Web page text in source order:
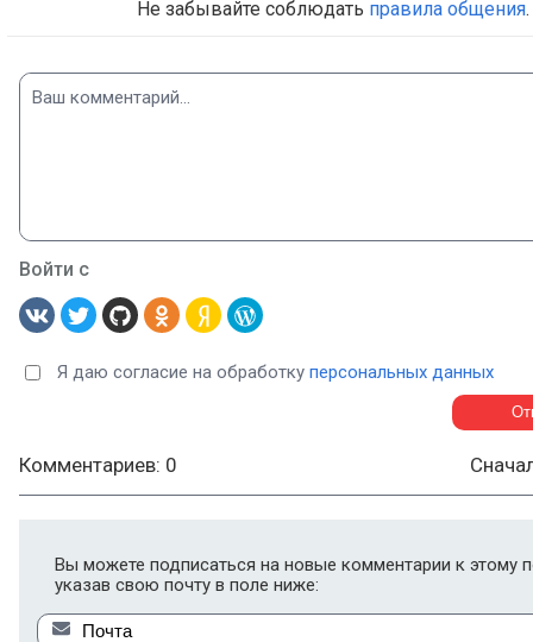
Не забывайте соблюдать правила общения.
Войти с
Я даю согласие на обработку персональных данных
Комментариев: 0
Вы можете подписаться на новые комментарии к этому
указав свою почту в поле ниже: